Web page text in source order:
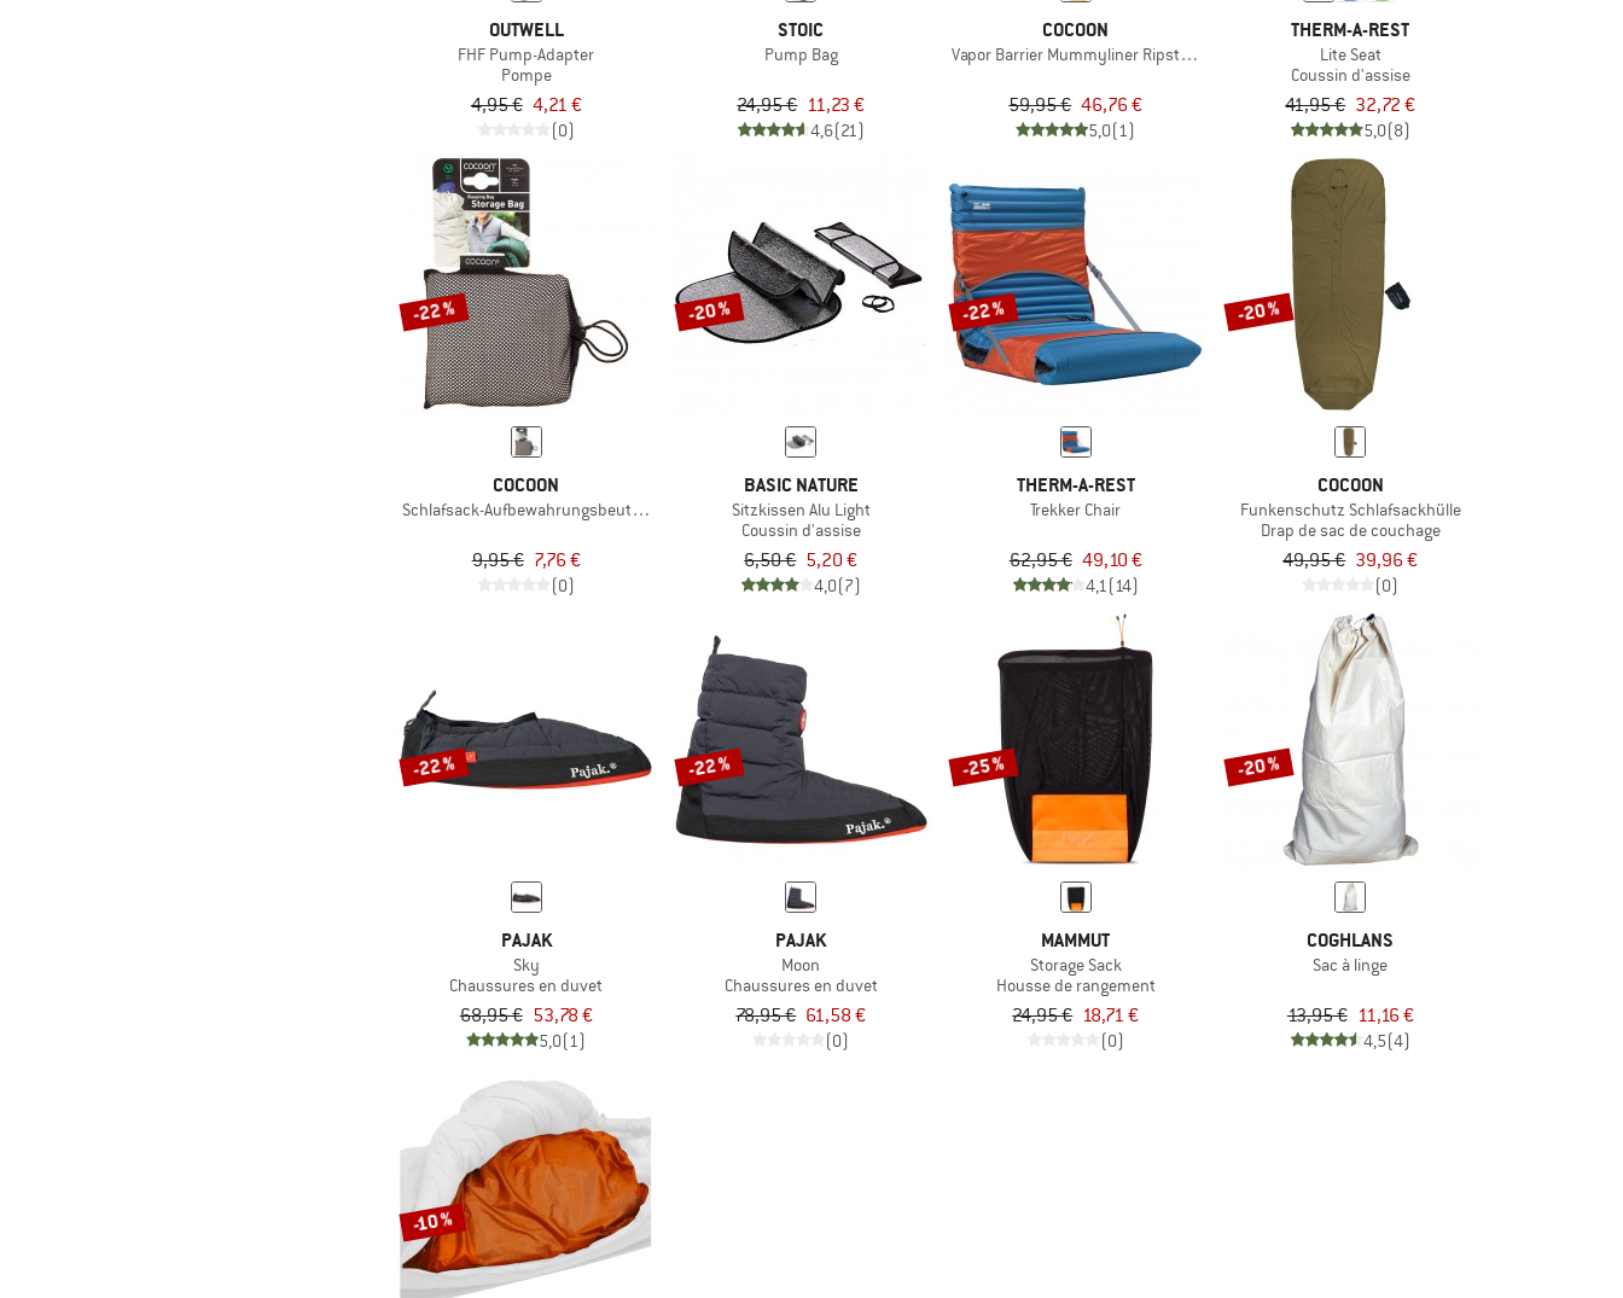
OUTWELL
FHF Pump-Adapter
Pompe
4,95 € 4,21 €
(0)
STOIC
Pump Bag
24,95 € 11,23 €
4,6(21)
COCOON
Vapor Barrier Mummyliner Ripstop Nylon
59,95 € 46,76 €
5,0(1)
THERM-A-REST
Lite Seat
Coussin d'assise
41,95 € 32,72 €
5,0(8)
-22 %
COCOON
Schlafsack-Aufbewahrungsbeutel Baumwolle
9,95 € 7,76 €
(0)
-20 %
BASIC NATURE
Sitzkissen Alu Light
Coussin d'assise
6,50 € 5,20 €
4,0(7)
-22 %
THERM-A-REST
Trekker Chair
62,95 € 49,10 €
4,1(14)
-20 %
COCOON
Funkenschutz Schlafsackhülle
Drap de sac de couchage
49,95 € 39,96 €
(0)
-22 %
PAJAK
Sky
Chaussures en duvet
68,95 € 53,78 €
5,0(1)
-22 %
PAJAK
Moon
Chaussures en duvet
78,95 € 61,58 €
(0)
-25 %
MAMMUT
Storage Sack
Housse de rangement
24,95 € 18,71 €
(0)
-20 %
COGHLANS
Sac à linge
13,95 € 11,16 €
4,5(4)
-10 %